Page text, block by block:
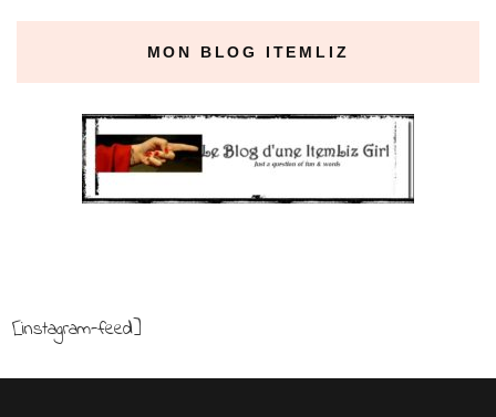
MON BLOG ITEMLIZ
[instagram-feed]